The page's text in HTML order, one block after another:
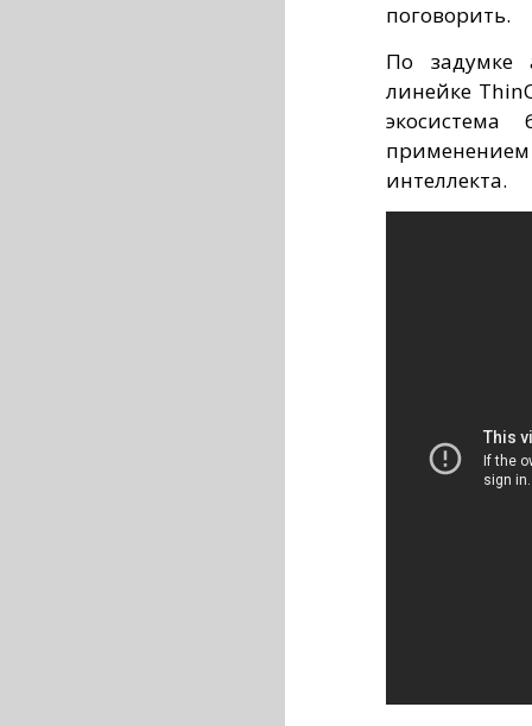
поговорить.
По задумке
линейке
интеллекта.